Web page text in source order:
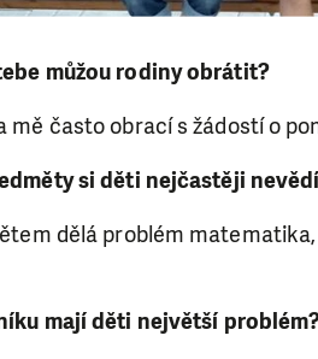
můžou rodiny obrátit?
mě často obrací s žádostí o
si děti nejčastěji
dělá problém
mají děti největší